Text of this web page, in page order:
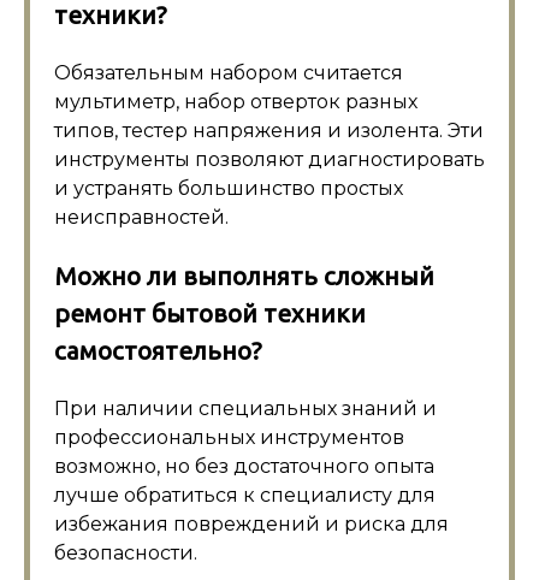
техники?
Обязательным набором считается
мультиметр, набор отверток разных
типов, тестер напряжения и изолента. Эти
инструменты позволяют диагностировать
и устранять большинство простых
неисправностей.
Можно ли выполнять сложный
ремонт бытовой техники
самостоятельно?
При наличии специальных знаний и
профессиональных инструментов
возможно, но без достаточного опыта
лучше обратиться к специалисту для
избежания повреждений и риска для
безопасности.